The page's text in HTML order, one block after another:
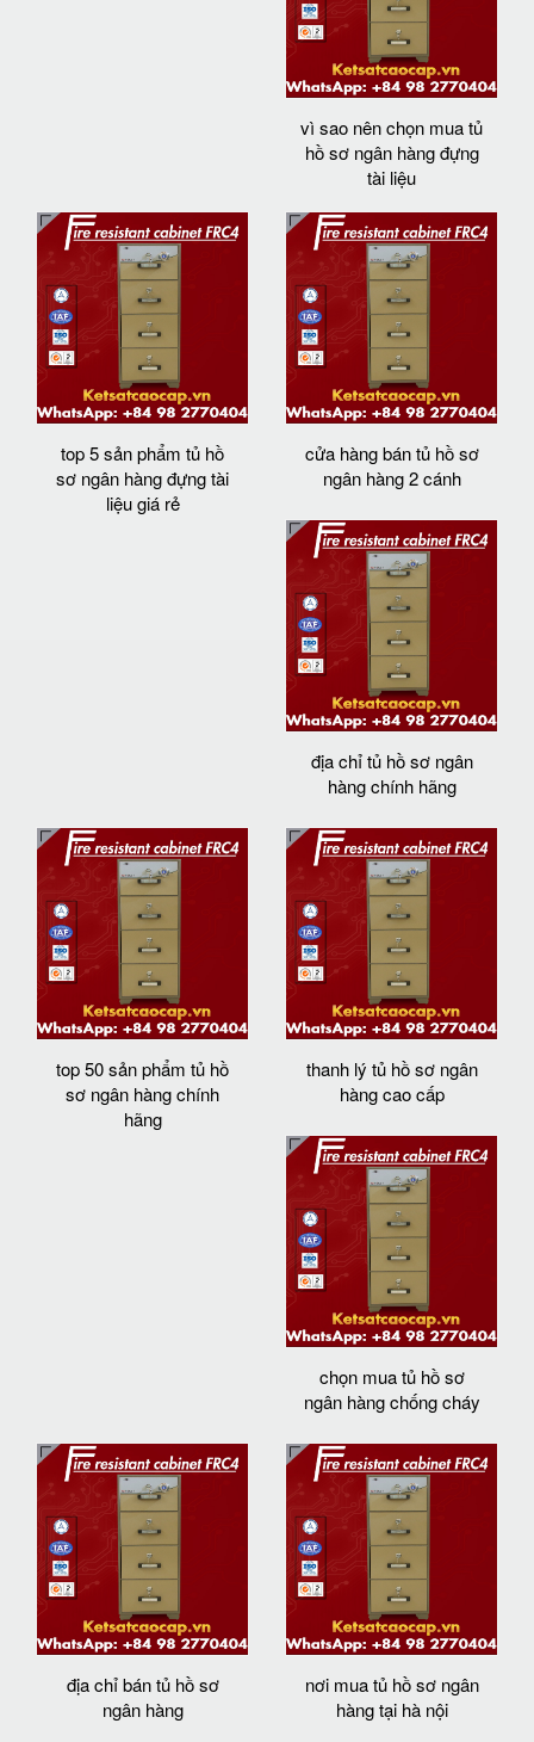
vì sao nên chọn mua tủ
hồ sơ ngân hàng đựng
tài liệu
top 5 sản phẩm tủ hồ
sơ ngân hàng đựng tài
liệu giá rẻ
cửa hàng bán tủ hồ sơ
ngân hàng 2 cánh
địa chỉ tủ hồ sơ ngân
hàng chính hãng
top 50 sản phẩm tủ hồ
sơ ngân hàng chính
hãng
thanh lý tủ hồ sơ ngân
hàng cao cấp
chọn mua tủ hồ sơ
ngân hàng chống cháy
địa chỉ bán tủ hồ sơ
ngân hàng
nơi mua tủ hồ sơ ngân
hàng tại hà nội